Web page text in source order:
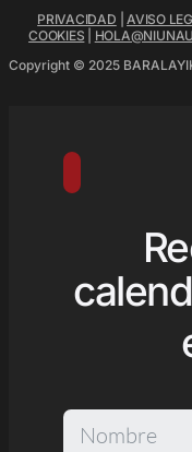
PRIVACIDAD |AVISO
COOKIES
Copyright © 2025